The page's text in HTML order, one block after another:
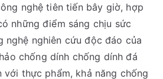
nghệ tiên tiến bây giờ, hợp
những điểm sáng chịu sức
nghệ nghiên cứu độc đáo của
chống dính chống dính đá
với thực phẩm, khả năng chống